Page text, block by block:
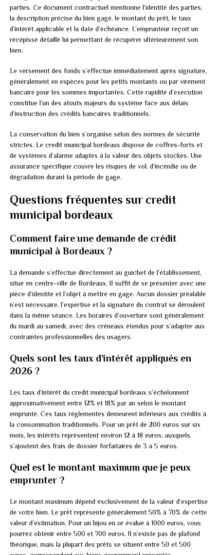
parties. Ce document contractuel mentionne l’identité des parties,
la description précise du bien gagé, le montant du prêt, le taux
d’intérêt applicable et la date d’échéance. L’emprunteur reçoit un
récépissé détaillé lui permettant de récupérer ultérieurement son
bien.
Le versement des fonds s’effectue immédiatement après signature,
généralement en espèces pour les petits montants ou par virement
bancaire pour les sommes importantes. Cette rapidité d’exécution
constitue l’un des atouts majeurs du système face aux délais
d’instruction des crédits bancaires traditionnels.
La conservation du bien s’organise selon des normes de sécurité
strictes. Le credit municipal bordeaux dispose de coffres-forts et
de systèmes d’alarme adaptés à la valeur des objets stockés. Une
assurance spécifique couvre les risques de vol, d’incendie ou de
dégradation durant la période de gage.
Questions fréquentes sur credit
municipal bordeaux
Comment faire une demande de crédit
municipal à Bordeaux ?
La demande s’effectue directement au guichet de l’établissement,
situé en centre-ville de Bordeaux. Il suffit de se présenter avec une
pièce d’identité et l’objet à mettre en gage. Aucun dossier préalable
n’est nécessaire, l’expertise et la signature du contrat se déroulent
dans la même séance. Les horaires d’ouverture sont généralement
du mardi au samedi, avec des créneaux étendus pour s’adapter aux
contraintes professionnelles des usagers.
Quels sont les taux d’intérêt appliqués en
2026 ?
Les taux d’intérêt du credit municipal bordeaux s’échelonnent
approximativement entre 12% et 18% par an selon le montant
emprunté. Ces taux réglementés demeurent inférieurs aux crédits à
la consommation traditionnels. Pour un prêt de 200 euros sur six
mois, les intérêts représentent environ 12 à 18 euros, auxquels
s’ajoutent des frais de dossier forfaitaires de 3 à 5 euros.
Quel est le montant maximum que je peux
emprunter ?
Le montant maximum dépend exclusivement de la valeur d’expertise
de votre bien. Le prêt représente généralement 50% à 70% de cette
valeur d’estimation. Pour un bijou en or évalué à 1000 euros, vous
pourrez obtenir entre 500 et 700 euros. Il n’existe pas de plafond
théorique, mais la plupart des prêts se situent entre 50 et 500